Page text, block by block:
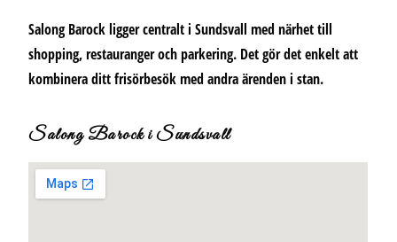
Salong Barock ligger centralt i Sundsvall med närhet till
shopping, restauranger och parkering. Det gör det enkelt att
kombinera ditt frisörbesök med andra ärenden i stan.
Salong Barock i Sundsvall